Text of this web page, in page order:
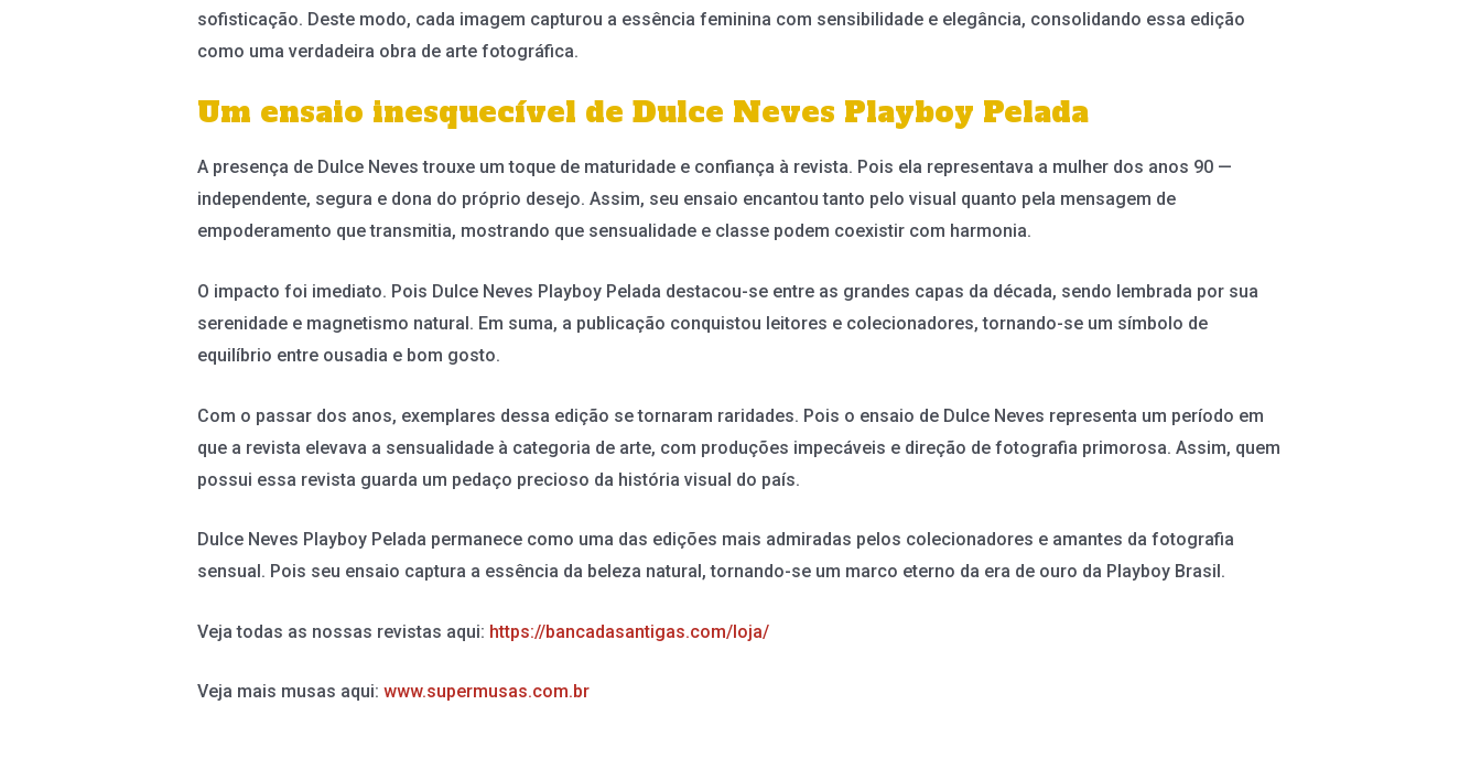
sofisticação. Deste modo, cada imagem capturou a essência feminina com sensibilidade e elegância, consolidando essa edição
como uma verdadeira obra de arte fotográfica.
Um ensaio inesquecível de Dulce Neves Playboy Pelada
A presença de Dulce Neves trouxe um toque de maturidade e confiança à revista. Pois ela representava a mulher dos anos 90 —
independente, segura e dona do próprio desejo. Assim, seu ensaio encantou tanto pelo visual quanto pela mensagem de
empoderamento que transmitia, mostrando que sensualidade e classe podem coexistir com harmonia.
O impacto foi imediato. Pois Dulce Neves Playboy Pelada destacou-se entre as grandes capas da década, sendo lembrada por sua
serenidade e magnetismo natural. Em suma, a publicação conquistou leitores e colecionadores, tornando-se um símbolo de
equilíbrio entre ousadia e bom gosto.
Com o passar dos anos, exemplares dessa edição se tornaram raridades. Pois o ensaio de Dulce Neves representa um período em
que a revista elevava a sensualidade à categoria de arte, com produções impecáveis e direção de fotografia primorosa. Assim, quem
possui essa revista guarda um pedaço precioso da história visual do país.
Dulce Neves Playboy Pelada permanece como uma das edições mais admiradas pelos colecionadores e amantes da fotografia
sensual. Pois seu ensaio captura a essência da beleza natural, tornando-se um marco eterno da era de ouro da Playboy Brasil.
Veja todas as nossas revistas aqui: https://bancadasantigas.com/loja/
Veja mais musas aqui: www.supermusas.com.br